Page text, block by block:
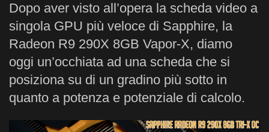
Dopo aver visto all’opera la scheda video a
singola GPU più veloce di Sapphire, la
Radeon R9 290X 8GB Vapor-X, diamo
oggi un’occhiata ad una scheda che si
posiziona su di un gradino più sotto in
quanto a potenza e potenziale di calcolo.